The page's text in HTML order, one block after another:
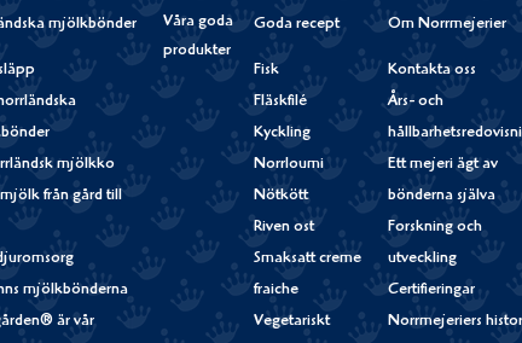
mjölkbönder
mjölkko
mjölk från gård till
mjölkbönderna
är vår
Våra goda
produkter
Goda recept
Fisk
Fläskfilé
Kyckling
Norrloumi
Nötkött
Riven ost
Smaksatt creme
fraiche
Vegetariskt
Om Norrmejerier
Kontakta oss
Års- och
Ett mejeri ägt av
bönderna själva
Forskning och
utveckling
Certifieringar
Norrmejeriers